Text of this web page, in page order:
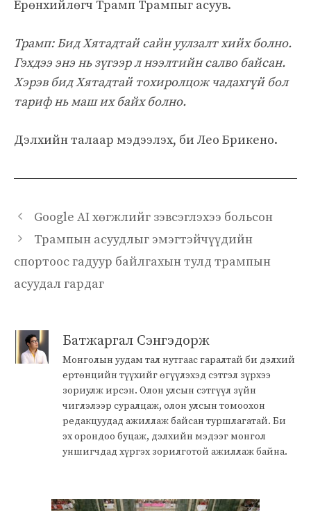
Ерөнхийлөгч Трамп Трампыг асуув.
Трамп: Бид Хятадтай сайн уулзалт хийх болно.
Гэхдээ энэ нь зүгээр л нээлтийн салво байсан.
Хэрэв бид Хятадтай тохиролцож чадахгүй бол
тариф нь маш их байх болно.
Дэлхийн талаар мэдээлэх, би Лео Брикено.
Google AI хөгжлийг зэвсэглэхээ больсон
Трампын асуудлыг эмэгтэйчүүдийн
спортоос гадуур байлгахын тулд трампын
асуудал гардаг
Батжаргал Сэнгэдорж
Монголын уудам тал нутгаас гаралтай би дэлхий
ертөнцийн түүхийг өгүүлэхэд сэтгэл зүрхээ
зориулж ирсэн. Олон улсын сэтгүүл зүйн
чиглэлээр суралцаж, олон улсын томоохон
редакцуудад ажиллаж байсан туршлагатай. Би
эх орондоо буцаж, дэлхийн мэдээг монгол
уншигчдад хүргэх зорилготой ажиллаж байна.